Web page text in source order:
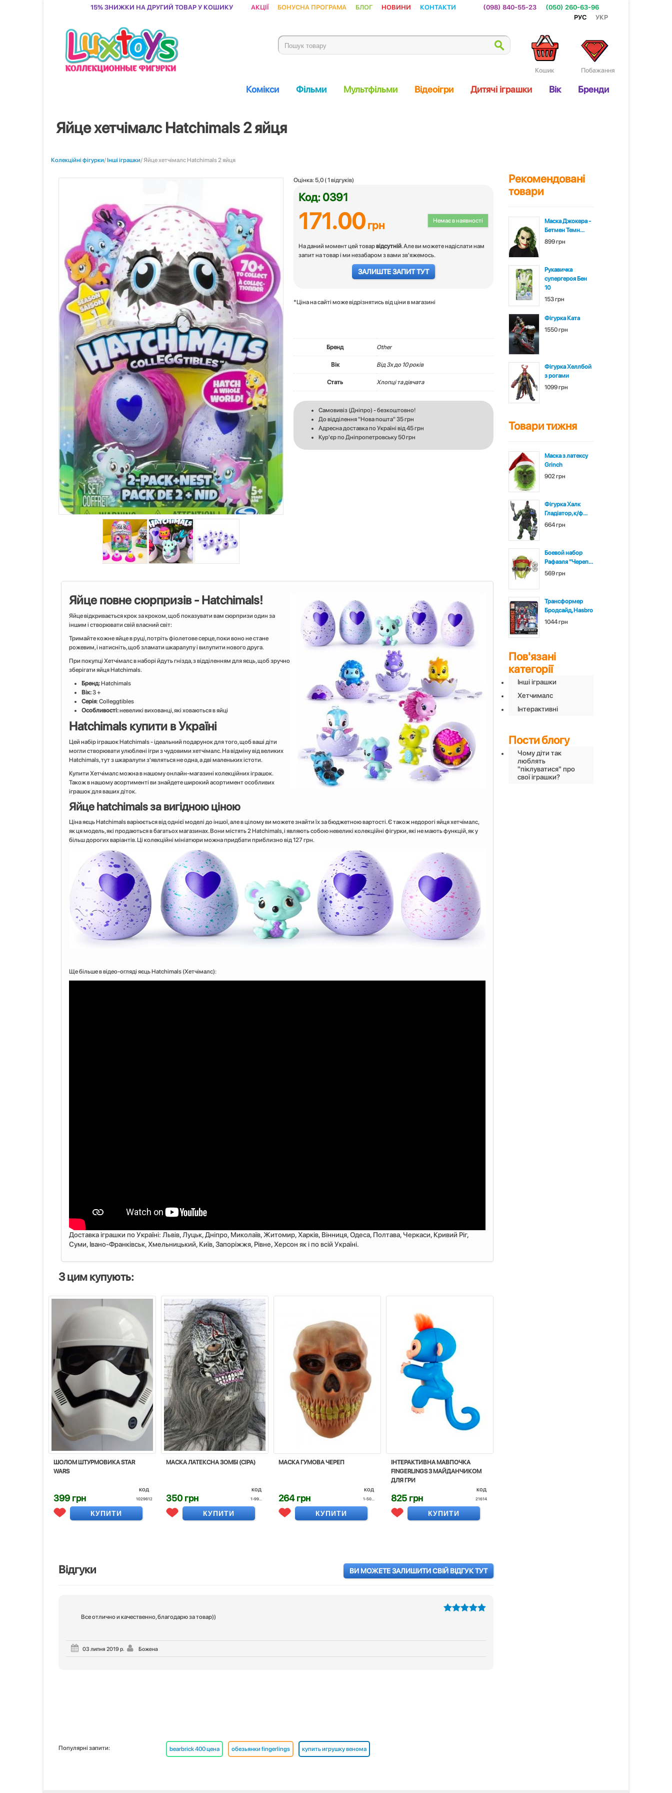
15% знижки на другий товар у кошику Акції Бонусна програма Блог Новини Контакти (098) 840-55-23
(050) 260-63-96
Рус
Укр
Побажання
Кошик
Комікси Фільми Мультфільми Відеоігри Дитячі іграшки Вік Бренди
Яйце хетчімалс Hatchimals 2 яйця
Колекційні фігурки/Інші іграшки/ Яйце хетчімалс Hatchimals 2 яйця
Оцінка: 5,0 (1 відгуків)
Код: 0391
Немає в наявності
171.00грн
На даний момент цей товарвідсутній. Але ви можете надіслати нам
запит на товар і ми незабаром з вами зв'яжемось.
ЗАЛИШТЕ ЗАПИТ ТУТ
*Ціна на сайті може відрізнятись від ціни в магазині
Бренд Other
Вік Вiд 3х до 10 років
Стать Хлопці та дівчата
Самовивіз (Дніпро) - безкоштовно!
До відділення "Нова пошта" 35 грн
Адресна доставка по Україні від 45 грн
Кур'єр по Дніпропетровську 50 грн
Яйце повне сюрпризів - Hatchimals!
Яйце відкривається крок за кроком, щоб показувати вам сюрпризи один за
іншим і створювати свій власний світ:
Тримайте кожне яйце в руці, потріть фіолетове серце, поки воно не стане
рожевим, і натисніть, щоб зламати шкаралупу і вилупити нового друга.
При покупці Хетчімалс в наборі йдуть гнізда, з відділенням для яєць, щоб зручно
зберігати яйця Hatchimals.
Бренд:Hatchimals
Вік:3 +
Серія: Сolleggtibles
Особливості:невеликі вихованці, які ховаються в яйці
Hatchimals купити в Україні
Цей набір іграшок Hatchimals - ідеальний подарунок для того, щоб ваші діти
могли створювати улюблені ігри з чудовими хетчімалс. На відміну від великих
Hatchimals, тут з шкаралупи з'являться не одна, а дві маленьких істоти.
Купити Хетчімалс можна в нашому онлайн-магазині колекційних іграшок.
Також в нашому асортименті ви знайдете широкий асортимент особливих
іграшок для ваших діток.
Яйце hatchimals за вигідною ціною
Ціна яєць Hatchimals варіюється від однієї моделі до іншої, але в цілому ви можете знайти їх за бюджетною вартості. Є також недорогі яйця хетчімалс,
як ця модель, які продаються в багатьох магазинах. Вони містять 2 Hatchimals, і являють собою невеликі колекційні фігурки, які не мають функцій, як у
більш дорогих варіантів. Ці колекційні мініатюри можна придбати приблизно від 127 грн.
Ще більше в відео-огляді яєць Hatchimals (Хетчімалс):
Доставка іграшки по Україні: Львiв, Луцьк, Дніпро, Миколаїв, Житомир, Харків, Вінниця, Одеса, Полтава, Черкаси, Кривий Ріг,
Суми, Івано-Франківськ, Хмельницький, Київ, Запоріжжя, Рівне, Херсон як і по всій Україні.
З цим купують:
ШОЛОМ ШТУРМОВИКА STAR
WARS
399 грн
код
1029612
КУПИТИ
МАСКА ЛАТЕКСНА ЗОМБI (СIРА)
350 грн
код
1-99...
КУПИТИ
МАСКА ГУМОВА ЧЕРЕП
264 грн
код
1-50...
КУПИТИ
ІНТЕРАКТИВНА МАВПОЧКА
FINGERLINGS З МАЙДАНЧИКОМ
ДЛЯ ГРИ
825 грн
код
21614
КУПИТИ
Відгуки ВИ МОЖЕТЕ ЗАЛИШИТИ СВІЙ ВІДГУК ТУТ
Все отлично и качественно, благодарю за товар))
03 липня 2019 р. Божена
Рекомендовані
товари
Маска Джокера -
Бетмен Темн...
899 грн
Рукавичка
супергероя Бен
10
153 грн
Фігурка Ката
1550 грн
Фігурка Хеллбой
з рогами
1099 грн
Товари тижня
Маска з латексу
Grinch
902 грн
Фігурка Халк
Гладіатор, к/ф...
664 грн
Боевой набор
Рафаэля "Череп...
569 грн
Трансформер
Бродсайд, Hasbro
1044 грн
Пов'язані
категорії
Інші іграшки
Хетчималс
Інтерактивні
Пости блогу
Чому діти так
люблять
"піклуватися" про
свої іграшки?
Популярні запити: bearbrick 400 цена обезьянки fingerlings купить игрушку венома